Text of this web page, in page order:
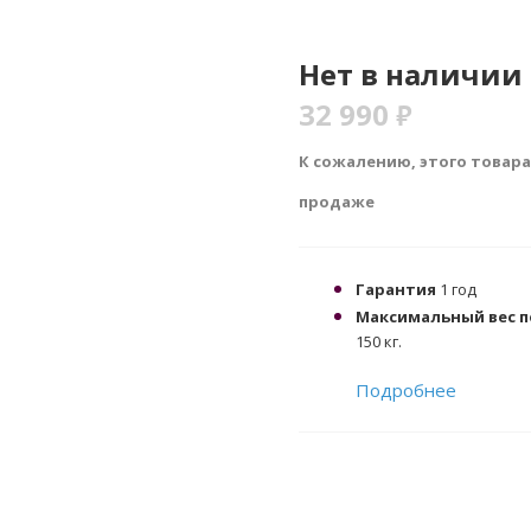
Нет в наличии
32 990 ₽
К сожалению, этого
продаже
Гарантия 1 год
Максимальный вес
150 кг.
Подробнее